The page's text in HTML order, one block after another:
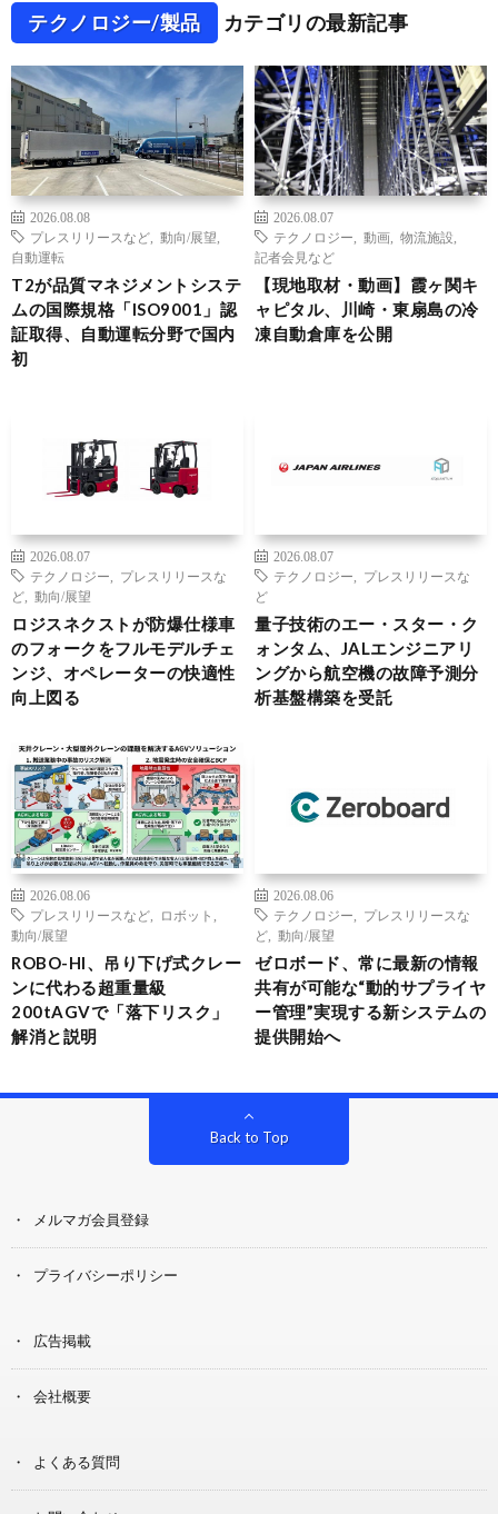
テクノロジー/製品 カテゴリの最新記事
2026.08.08
プレスリリースなど
動向/展望
自動運転
T2が品質マネジメントシステ
ムの国際規格「ISO9001」認
証取得、自動運転分野で国内
初
2026.08.07
テクノロジー
動画 物流施設
記者会見など
【現地取材・動画】霞ヶ関キ
ャピタル、川崎・東扇島の冷
凍自動倉庫を公開
2026.08.07
テクノロジー
プレスリリースな
ど
動向/展望
ロジスネクストが防爆仕様車
のフォークをフルモデルチェ
ンジ、オペレーターの快適性
向上図る
2026.08.07
テクノロジー
プレスリリースな
ど
量子技術のエー・スター・ク
ォンタム、JALエンジニアリ
ングから航空機の故障予測分
析基盤構築を受託
2026.08.06
プレスリリースなど
ロボット
動向/展望
ROBO-HI、吊り下げ式クレー
ンに代わる超重量級
200tAGVで「落下リスク」
解消と説明
2026.08.06
テクノロジー
プレスリリースな
ど
動向/展望
ゼロボード、常に最新の情報
共有が可能な“動的サプライヤ
ー管理”実現する新システムの
提供開始へ
Back to Top
メルマガ会員登録
プライバシーポリシー
広告掲載
会社概要
よくある質問